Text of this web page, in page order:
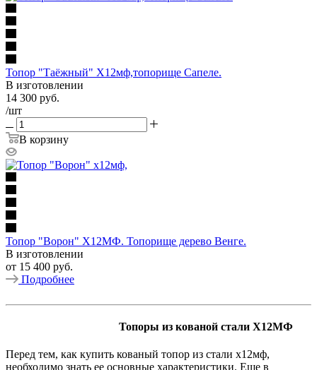
Топор "Таёжный" Х12мф,топорище Сапеле.
В изготовлении
14 300 руб.
/шт
В корзину
Топор "Ворон" Х12МФ. Топорище дерево Венге.
В изготовлении
от 15 400 руб.
Подробнее
Топоры из кованой стали Х12МФ
Перед тем, как купить кованый топор из стали х12мф,
необходимо знать ее основные характеристики. Еще в